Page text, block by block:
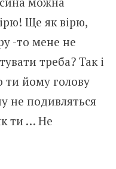
Ще як вірю,
-то мене не
треба? Так і
ти йому голову
не подивляться
ти … Не